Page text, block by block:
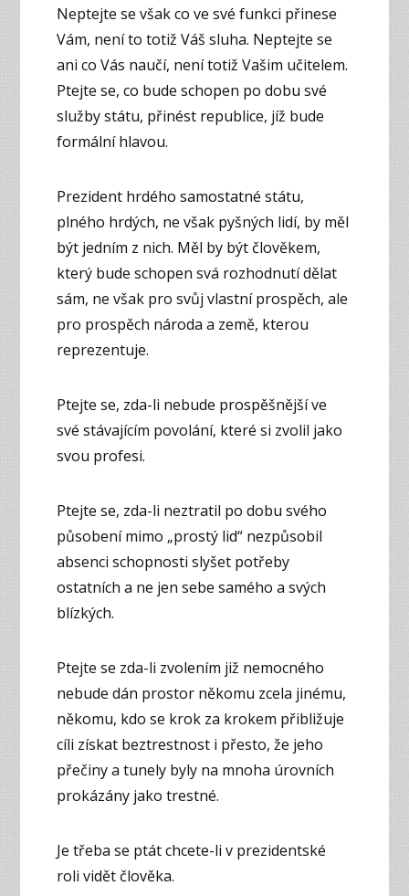
Neptejte se však co ve své funkci přinese
Vám, není to totiž Váš sluha. Neptejte se
ani co Vás naučí, není totiž Vašim učitelem.
Ptejte se, co bude schopen po dobu své
služby státu, přinést republice, jíž bude
formální hlavou.
Prezident hrdého samostatné státu,
plného hrdých, ne však pyšných lidí, by měl
být jedním z nich. Měl by být člověkem,
který bude schopen svá rozhodnutí dělat
sám, ne však pro svůj vlastní prospěch, ale
pro prospěch národa a země, kterou
reprezentuje.
Ptejte se, zda-li nebude prospěšnější ve
své stávajícím povolání, které si zvolil jako
svou profesi.
Ptejte se, zda-li neztratil po dobu svého
působení mimo „prostý lid“ nezpůsobil
absenci schopnosti slyšet potřeby
ostatních a ne jen sebe samého a svých
blízkých.
Ptejte se zda-li zvolením již nemocného
nebude dán prostor někomu zcela jinému,
někomu, kdo se krok za krokem přibližuje
cíli získat beztrestnost i přesto, že jeho
přečiny a tunely byly na mnoha úrovních
prokázány jako trestné.
Je třeba se ptát chcete-li v prezidentské
roli vidět člověka.